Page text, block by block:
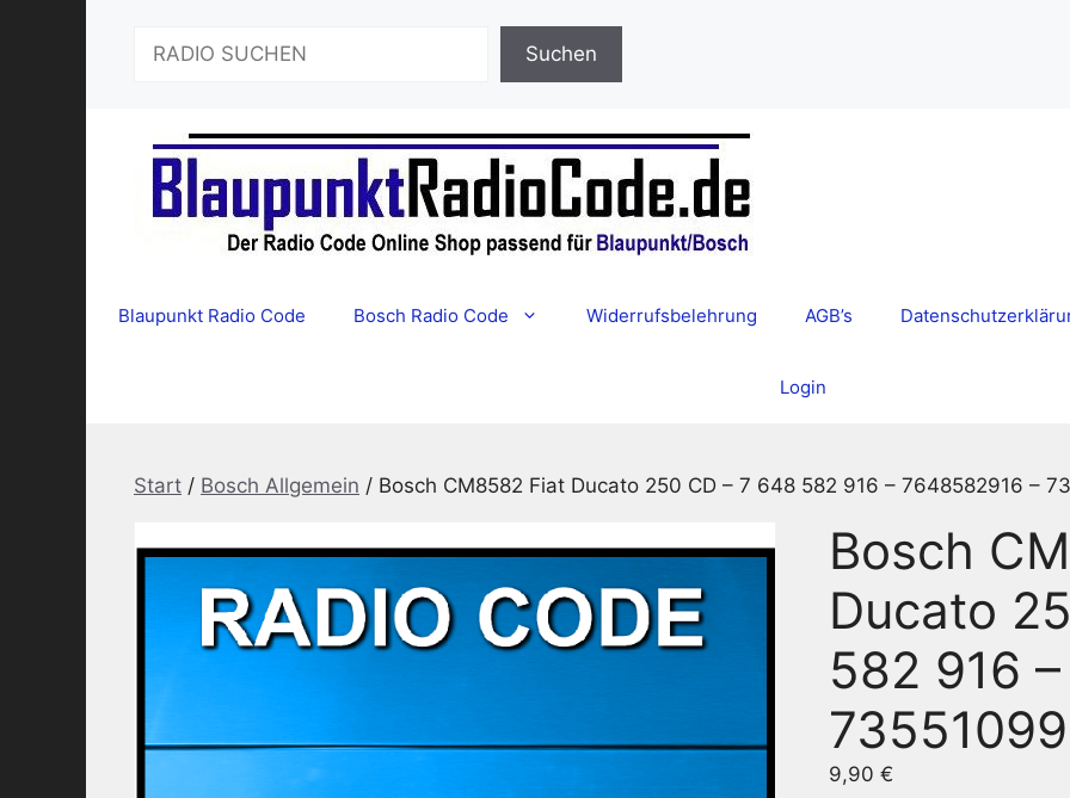
Suchen
Blaupunkt Radio Code Bosch Radio Code Widerrufsbelehrung AGB’s
Login
Start / Bosch Allgemein / Bosch CM8582 Fiat Ducato 250 CD – 7 648 582 916 – 7648582916 –
Bosch
Ducato
582 916
9,90€